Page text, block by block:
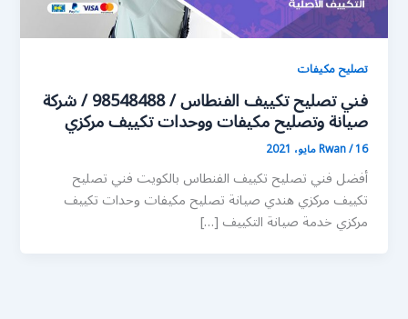
تصليح مكيفات
فني تصليح تكييف الفنطاس / 98548488 / شركة
صيانة وتصليح مكيفات ووحدات تكييف مركزي
Rwan/16 مايو، 2021
أفضل فني تصليح تكييف الفنطاس بالكويت فني تصليح
تكييف مركزي هندي صيانة تصليح مكيفات وحدات تكييف
مركزي خدمة صيانة التكييف […]